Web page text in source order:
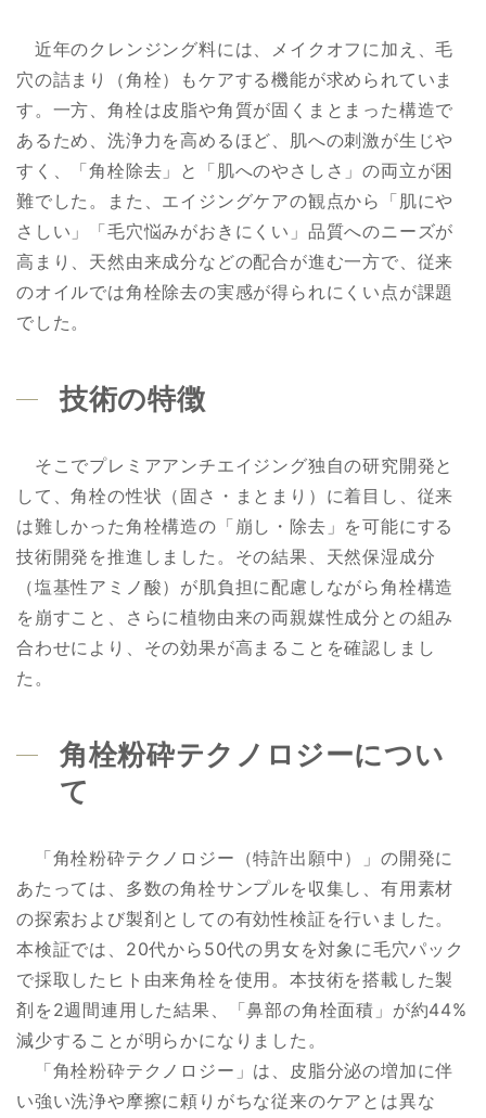
近年のクレンジング料には、メイクオフに加え、毛
穴の詰まり（角栓）もケアする機能が求められていま
す。一方、角栓は皮脂や角質が固くまとまった構造で
あるため、洗浄力を高めるほど、肌への刺激が生じや
すく、「角栓除去」と「肌へのやさしさ」の両立が困
難でした。また、エイジングケアの観点から「肌にや
さしい」「毛穴悩みがおきにくい」品質へのニーズが
高まり、天然由来成分などの配合が進む一方で、従来
のオイルでは角栓除去の実感が得られにくい点が課題
でした。
技術の特徴
そこでプレミアアンチエイジング独自の研究開発と
して、角栓の性状（固さ・まとまり）に着目し、従来
は難しかった角栓構造の「崩し・除去」を可能にする
技術開発を推進しました。その結果、天然保湿成分
（塩基性アミノ酸）が肌負担に配慮しながら角栓構造
を崩すこと、さらに植物由来の両親媒性成分との組み
合わせにより、その効果が高まることを確認しまし
た。
角栓粉砕テクノロジーについ
て
「角栓粉砕テクノロジー（特許出願中）」の開発に
あたっては、多数の角栓サンプルを収集し、有用素材
の探索および製剤としての有効性検証を行いました。
本検証では、20代から50代の男女を対象に毛穴パック
で採取したヒト由来角栓を使用。本技術を搭載した製
剤を2週間連用した結果、「鼻部の角栓面積」が約44%
減少することが明らかになりました。
「角栓粉砕テクノロジー」は、皮脂分泌の増加に伴
い強い洗浄や摩擦に頼りがちな従来のケアとは異な